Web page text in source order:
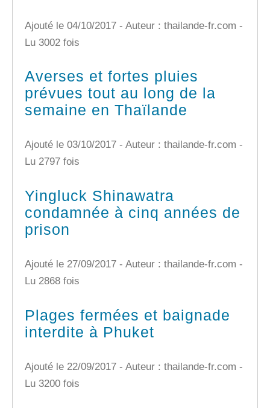
Ajouté le 04/10/2017 - Auteur : thailande-fr.com -
Lu 3002 fois
Averses et fortes pluies
prévues tout au long de la
semaine en Thaïlande
Ajouté le 03/10/2017 - Auteur : thailande-fr.com -
Lu 2797 fois
Yingluck Shinawatra
condamnée à cinq années de
prison
Ajouté le 27/09/2017 - Auteur : thailande-fr.com -
Lu 2868 fois
Plages fermées et baignade
interdite à Phuket
Ajouté le 22/09/2017 - Auteur : thailande-fr.com -
Lu 3200 fois